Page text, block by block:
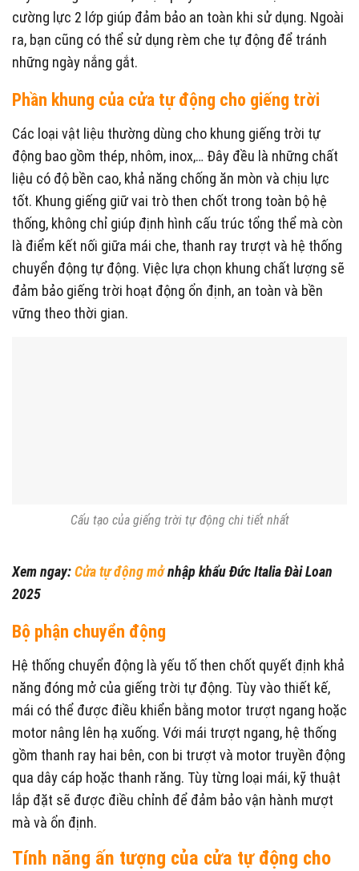
cường lực 2 lớp giúp đảm bảo an toàn khi sử dụng. Ngoài
ra, bạn cũng có thể sử dụng rèm che tự động để tránh
những ngày nắng gắt.
Phần khung của cửa tự động cho giếng trời
Các loại vật liệu thường dùng cho khung giếng trời tự
động bao gồm thép, nhôm, inox,… Đây đều là những chất
liệu có độ bền cao, khả năng chống ăn mòn và chịu lực
tốt. Khung giếng giữ vai trò then chốt trong toàn bộ hệ
thống, không chỉ giúp định hình cấu trúc tổng thể mà còn
là điểm kết nối giữa mái che, thanh ray trượt và hệ thống
chuyển động tự động. Việc lựa chọn khung chất lượng sẽ
đảm bảo giếng trời hoạt động ổn định, an toàn và bền
vững theo thời gian.
Cấu tạo của giếng trời tự động chi tiết nhất
Xem ngay:Cửa tự động mởnhập khẩu Đức Italia Đài Loan
2025
Bộ phận chuyển động
Hệ thống chuyển động là yếu tố then chốt quyết định khả
năng đóng mở của giếng trời tự động. Tùy vào thiết kế,
mái có thể được điều khiển bằng motor trượt ngang hoặc
motor nâng lên hạ xuống. Với mái trượt ngang, hệ thống
gồm thanh ray hai bên, con bi trượt và motor truyền động
qua dây cáp hoặc thanh răng. Tùy từng loại mái, kỹ thuật
lắp đặt sẽ được điều chỉnh để đảm bảo vận hành mượt
mà và ổn định.
Tính năng ấn tượng của cửa tự động cho